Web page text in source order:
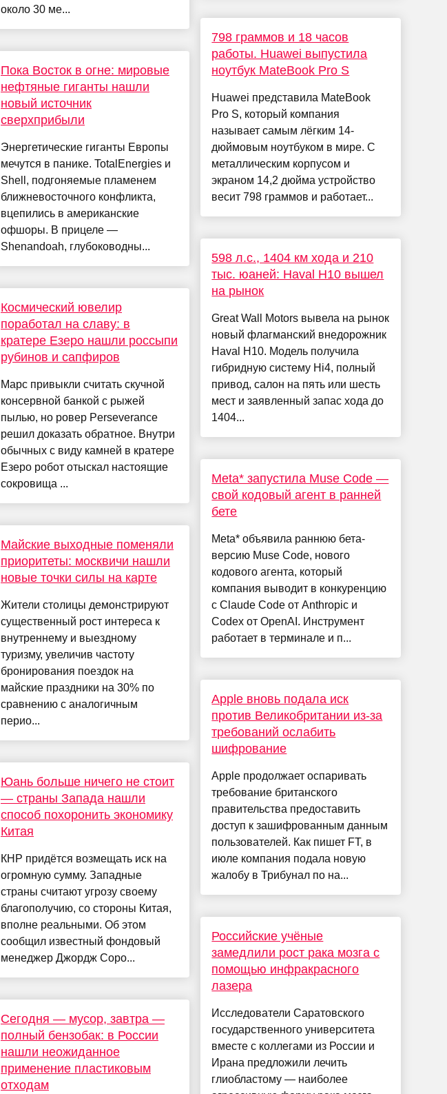
около 30 ме...
Пока Восток в огне: мировые
нефтяные гиганты нашли
новый источник
сверхприбыли
Энергетические гиганты Европы
мечутся в панике. TotalEnergies и
Shell, подгоняемые пламенем
ближневосточного конфликта,
вцепились в американские
офшоры. В прицеле —
Shenandoah, глубоководны...
Космический ювелир
поработал на славу: в
кратере Езеро нашли россыпи
рубинов и сапфиров
Марс привыкли считать скучной
консервной банкой с рыжей
пылью, но ровер Perseverance
решил доказать обратное. Внутри
обычных с виду камней в кратере
Езеро робот отыскал настоящие
сокровища ...
Майские выходные поменяли
приоритеты: москвичи нашли
новые точки силы на карте
Жители столицы демонстрируют
существенный рост интереса к
внутреннему и выездному
туризму, увеличив частоту
бронирования поездок на
майские праздники на 30% по
сравнению с аналогичным
перио...
Юань больше ничего не стоит
— страны Запада нашли
способ похоронить экономику
Китая
КНР придётся возмещать иск на
огромную сумму. Западные
страны считают угрозу своему
благополучию, со стороны Китая,
вполне реальными. Об этом
сообщил известный фондовый
менеджер Джордж Соро...
Сегодня — мусор, завтра —
полный бензобак: в России
нашли неожиданное
применение пластиковым
отходам
798 граммов и 18 часов
работы. Huawei выпустила
ноутбук MateBook Pro S
Huawei представила MateBook
Pro S, который компания
называет самым лёгким 14-
дюймовым ноутбуком в мире. С
металлическим корпусом и
экраном 14,2 дюйма устройство
весит 798 граммов и работает...
598 л.с., 1404 км хода и 210
тыс. юаней: Haval H10 вышел
на рынок
Great Wall Motors вывела на рынок
новый флагманский внедорожник
Haval H10. Модель получила
гибридную систему Hi4, полный
привод, салон на пять или шесть
мест и заявленный запас хода до
1404...
Meta* запустила Muse Code —
свой кодовый агент в ранней
бете
Meta* объявила раннюю бета-
версию Muse Code, нового
кодового агента, который
компания выводит в конкуренцию
с Claude Code от Anthropic и
Codex от OpenAI. Инструмент
работает в терминале и п...
​​Apple вновь подала иск
против Великобритании из-за
требований ослабить
шифрование
Apple продолжает оспаривать
требование британского
правительства предоставить
доступ к зашифрованным данным
пользователей. Как пишет FT, в
июле компания подала новую
жалобу в Трибунал по на...
Российские учёные
замедлили рост рака мозга с
помощью инфракрасного
лазера
Исследователи Саратовского
государственного университета
вместе с коллегами из России и
Ирана предложили лечить
глиобластому — наиболее